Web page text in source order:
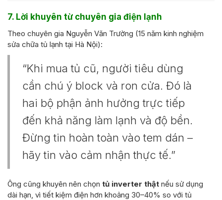
7. Lời khuyên từ chuyên gia điện lạnh
Theo chuyên gia Nguyễn Văn Trường (15 năm kinh nghiệm
sửa chữa tủ lạnh tại Hà Nội):
“Khi mua tủ cũ, người tiêu dùng
cần chú ý block và ron cửa. Đó là
hai bộ phận ảnh hưởng trực tiếp
đến khả năng làm lạnh và độ bền.
Đừng tin hoàn toàn vào tem dán –
hãy tin vào cảm nhận thực tế.”
Ông cũng khuyên nên chọn tủ inverter thật nếu sử dụng
dài hạn, vì tiết kiệm điện hơn khoảng 30–40% so với tủ